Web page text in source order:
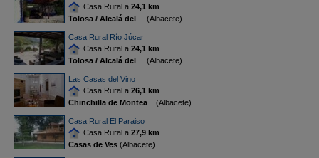
Casa Rural a 24,1 km
Tolosa / Alcalá del
... (Albacete)
Casa Rural Río Júcar
Casa Rural a 24,1 km
Tolosa / Alcalá del
... (Albacete)
Las Casas del Vino
Casa Rural a 26,1 km
Chinchilla de Montea... (Albacete)
Casa Rural El Paraiso
Casa Rural a 27,9 km
Casas de Ves(Albacete)